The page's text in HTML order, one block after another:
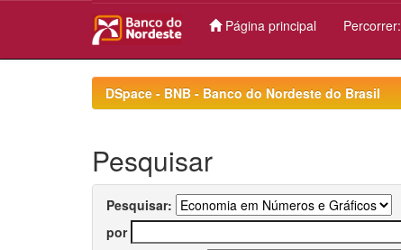
Página principal Percorrer:
DSpace - BNB - Banco do Nordeste do Brasil
Pesquisar
Pesquisar:
por